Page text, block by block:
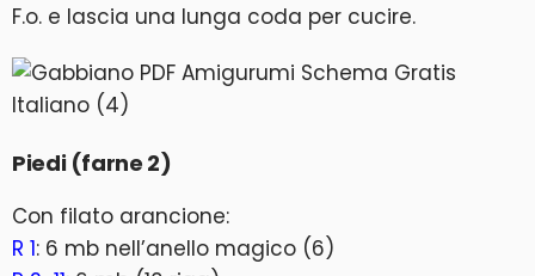
F.o. e lascia una lunga coda per cucire.
Piedi (farne 2)
Con filato arancione:
R 1: 6 mb nell’anello magico (6)